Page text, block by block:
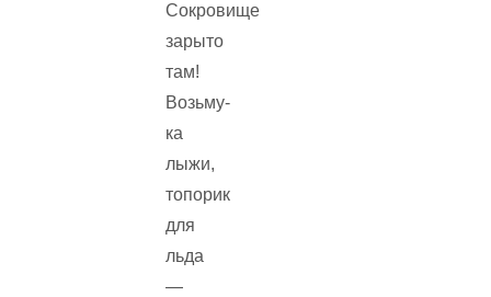
Сокровище
зарыто
там!
Возьму-
ка
лыжи,
топорик
для
льда
—